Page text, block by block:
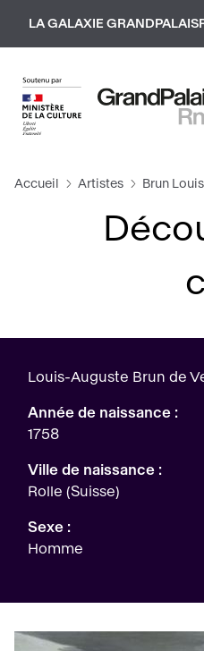
LA GALAXIE
Accueil Artistes Brun
Louis-Auguste Brun de
Année de naissance :
1758
Ville de naissance :
Rolle (Suisse)
Sexe :
Homme